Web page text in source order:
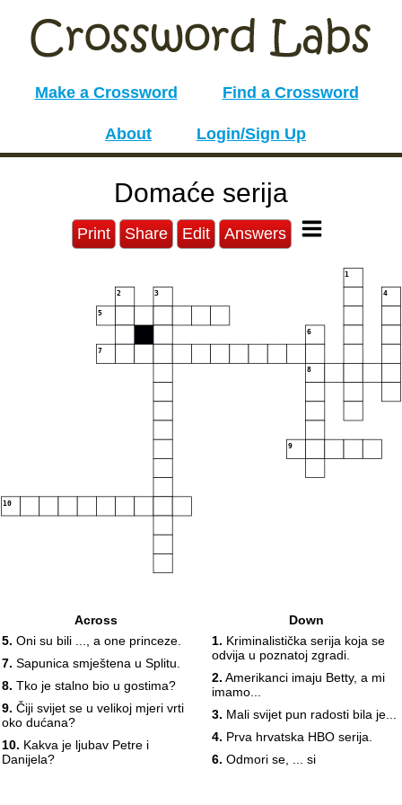
Make a Crossword Find a Crossword
About Login/Sign Up
Domaće serija
Print Share Edit Answers
1
2 3 4
5
6
7
8
9
10
Across
5. Oni su bili ..., a one princeze.
7. Sapunica smještena u Splitu.
8. Tko je stalno bio u gostima?
9. Čiji svijet se u velikoj mjeri vrti
oko dućana?
10. Kakva je ljubav Petre i
Danijela?
Down
1. Kriminalistička serija koja se
odvija u poznatoj zgradi.
2. Amerikanci imaju Betty, a mi
imamo...
3. Mali svijet pun radosti bila je...
4. Prva hrvatska HBO serija.
6. Odmori se, ... si